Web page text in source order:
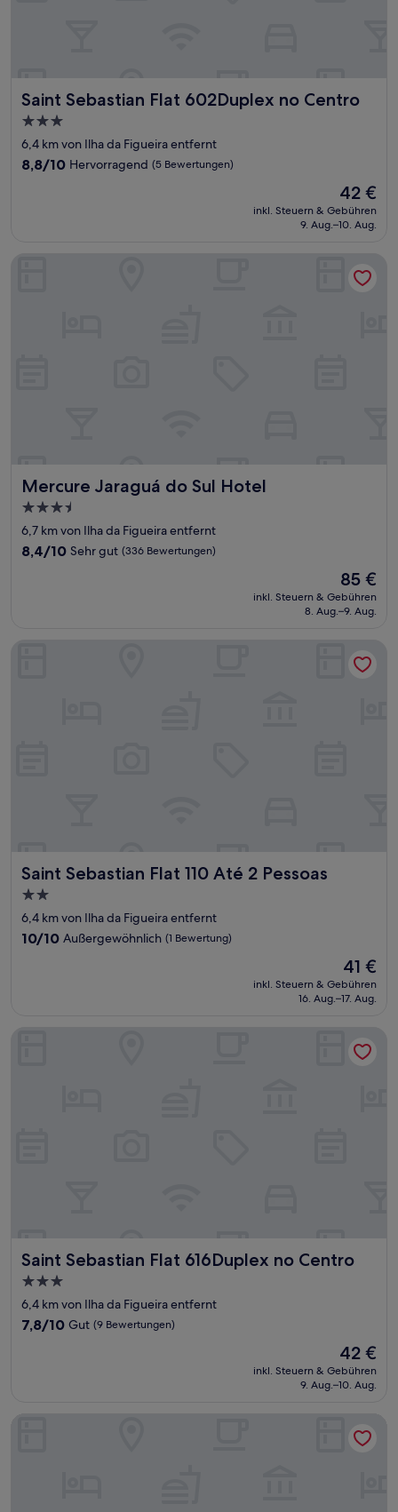
Saint Sebastian Flat 602Duplex no Centro
Saint Sebastian Flat 602Duplex no Centro
3.0-
Sterne-
Unterkunft
6,4 km von Ilha da Figueira entfernt
8.8
8,8/10 Hervorragend (5 Bewertungen)
Der
Preis
beträgt
42 €
inkl. Steuern & Gebühren
9. Aug.–10. Aug.
Mercure Jaraguá do Sul Hotel
Mercure Jaraguá do Sul Hotel
3.5-
Sterne-
Unterkunft
6,7 km von Ilha da Figueira entfernt
8.4
Bewertungen)
8,4/10 Sehr gut (336 Bewertungen)
Der
Preis
beträgt
85 €
inkl. Steuern & Gebühren
8. Aug.–9. Aug.
Mercure Jaraguá do Sul Hotel
Saint Sebastian Flat 110 Até 2 Pessoas
Saint Sebastian Flat 110 Até 2 Pessoas
2.0-
Sterne-
Unterkunft
6,4 km von Ilha da Figueira entfernt
10.0
10/10 Außergewöhnlich (1 Bewertung)
Der
Preis
beträgt
41 €
inkl. Steuern & Gebühren
16. Aug.–17. Aug.
Saint Sebastian Flat 616Duplex no Centro
Saint Sebastian Flat 616Duplex no Centro
3.0-
Sterne-
Unterkunft
6,4 km von Ilha da Figueira entfernt
7.8
7,8/10 Gut (9 Bewertungen)
Der
Preis
beträgt
42 €
inkl. Steuern & Gebühren
9. Aug.–10. Aug.
Saint Sebastian Flat 616Duplex no Centro